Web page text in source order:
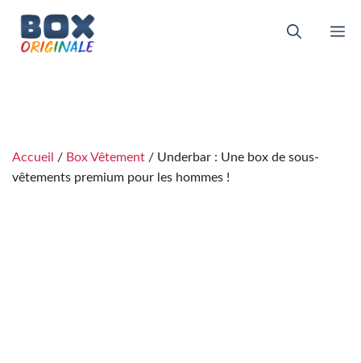
contenu
Accueil / Box Vêtement / Underbar : Une box de sous-
vêtements premium pour les hommes !